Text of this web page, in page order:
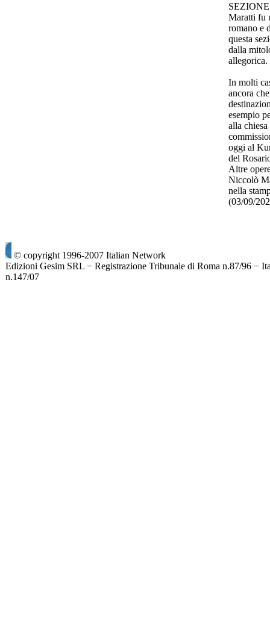
SEZIONE
Maratti fu
romano e
questa
dalla
allegorica.
In molti
ancora
esempio
alla
oggi al
del
Altre
Niccolò
nella
(03/09/
© copyright 1996-2007 Italian Network
Edizioni Gesim SRL − Registrazione Tribunale di Roma n.87/96 −
n.147/07